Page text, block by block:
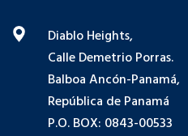
Diablo Heights,
Calle Demetrio Porras.
Balboa Ancón-Panamá,
República de Panamá
P.O. BOX: 0843-00533